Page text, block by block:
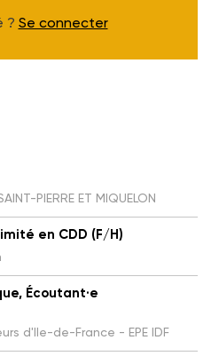
? Se connecter
PIERRE ET MIQUELON
en CDD (F/H)
Écoutant·e
d'Ile-de-France - EPE IDF